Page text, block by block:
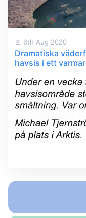
6th Aug 2020
Dramatiska
havsis i ett